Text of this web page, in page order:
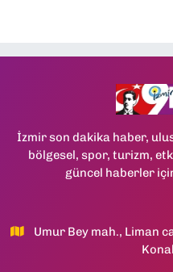
İzmir son dakika haber,
bölgesel, spor, turizm,
güncel haberler
Umur Bey mah., Liman